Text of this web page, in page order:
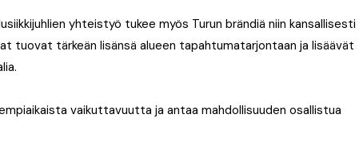
yhteistyö tukee myös Turun brändiä niin kansallisesti
tuovat tärkeän lisänsä alueen tapahtumatarjontaan ja lisäävät
vaikuttavuutta ja antaa mahdollisuuden osallistua